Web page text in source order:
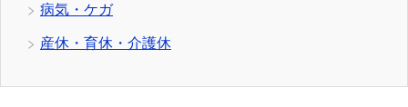
病気・ケガ
産休・育休・介護休